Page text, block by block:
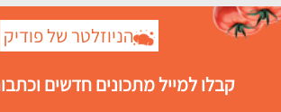
הניוזלטר של פודיק
קבלו למייל מתכונים חדשים